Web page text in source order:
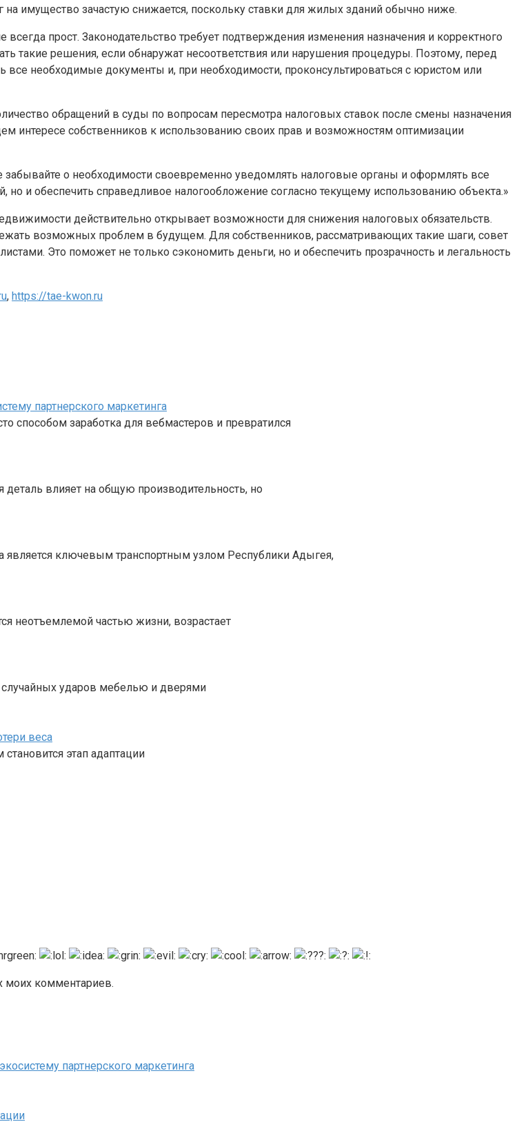
имущество зачастую снижается, поскольку ставки для жилых зданий обычно ниже.
прост. Законодательство требует подтверждения изменения назначения и корректного
такие решения, если обнаружат несоответствия или нарушения процедуры. Поэтому, перед
все необходимые документы и, при необходимости, проконсультироваться с юристом или
обращений в суды по вопросам пересмотра налоговых ставок после смены назначения
интересе собственников к использованию своих прав и возможностям оптимизации
о необходимости своевременно уведомлять налоговые органы и оформлять все
и обеспечить справедливое налогообложение согласно текущему использованию объекта.»
действительно открывает возможности для снижения налоговых обязательств.
возможных проблем в будущем. Для собственников, рассматривающих такие шаги, совет
Это поможет не только сэкономить деньги, но и обеспечить прозрачность и легальность
, https://tae-kwon.ru
партнерского маркетинга
способом заработка для вебмастеров и превратился
влияет на общую производительность, но
является ключевым транспортным узлом Республики Адыгея,
неотъемлемой частью жизни, возрастает
ударов мебелью и дверями
веса
этап адаптации
моих комментариев.
партнерского маркетинга